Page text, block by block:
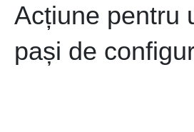
Acțiune pentru
pași de